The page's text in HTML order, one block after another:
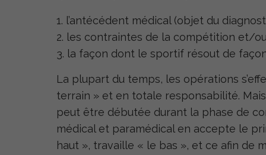
l’antécédent médical (objet du
les contraintes de la compétition et/
la façon dont le sportif résout de
La plupart du temps, les opérations
terrain » et en totale responsabilité.
peut être débutée durant la phase de
médical et paramédical en accepte le
haut », travaille « le bas », et ce afin de